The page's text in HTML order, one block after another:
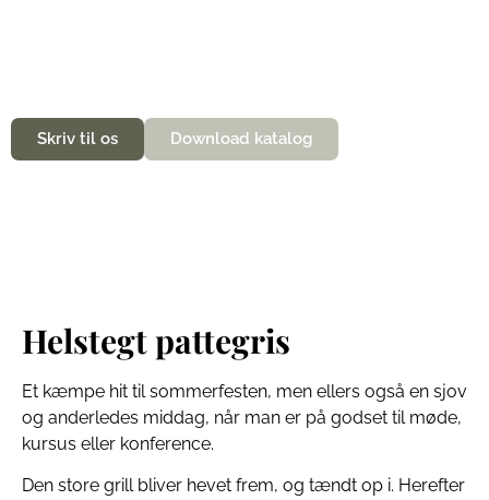
Skriv til os Download katalog
Helstegt pattegris
Et kæmpe hit til sommerfesten, men ellers også en sjov
og anderledes middag, når man er på godset til møde,
kursus eller konference.
Den store grill bliver hevet frem, og tændt op i. Herefter